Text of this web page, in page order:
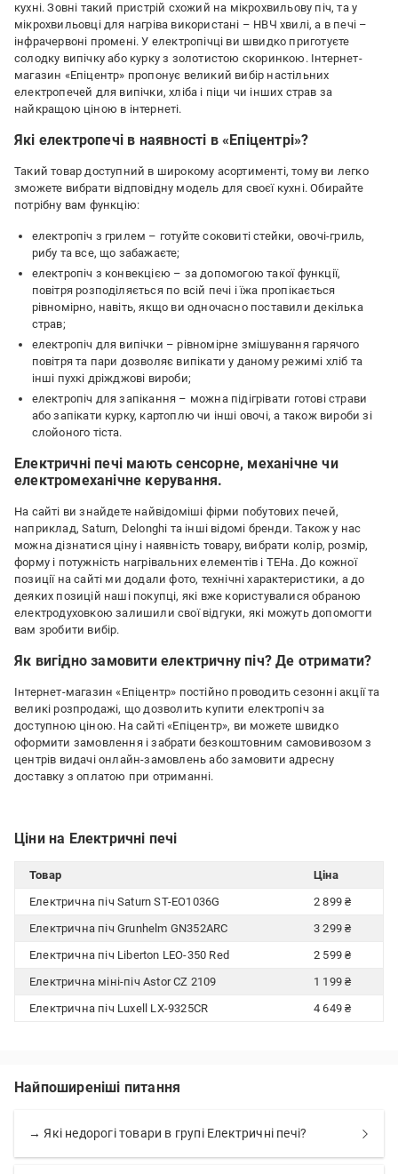
кухні. Зовні такий пристрій схожий на мікрохвильову піч, та у
мікрохвильовці для нагріва використані – НВЧ хвилі, а в печі –
інфрачервоні промені. У електропічці ви швидко приготуєте
солодку випічку або курку з золотистою скоринкою. Інтернет-
магазин «Епіцентр» пропонує великий вибір настільних
електропечей для випічки, хліба і піци чи інших страв за
найкращою ціною в інтернеті.
Які електропечі в наявності в «Епіцентрі»?
Такий товар доступний в широкому асортименті, тому ви легко
зможете вибрати відповідну модель для своєї кухні. Обирайте
потрібну вам функцію:
електропіч з грилем – готуйте соковиті стейки, овочі-гриль,
рибу та все, що забажаєте;
електропіч з конвекцією – за допомогою такої функції,
повітря розподіляється по всій печі і їжа пропікається
рівномірно, навіть, якщо ви одночасно поставили декілька
страв;
електропіч для випічки – рівномірне змішування гарячого
повітря та пари дозволяє випікати у даному режимі хліб та
інші пухкі дріжджові вироби;
електропіч для запікання – можна підігрівати готові страви
або запікати курку, картоплю чи інші овочі, а також вироби зі
слойоного тіста.
Електричні печі мають сенсорне, механічне чи
електромеханічне керування.
На сайті ви знайдете найвідоміші фірми побутових печей,
наприклад, Saturn, Delonghi та інші відомі бренди. Також у нас
можна дізнатися ціну і наявність товару, вибрати колір, розмір,
форму і потужність нагрівальних елементів і ТЕНа. До кожної
позиції на сайті ми додали фото, технічні характеристики, а до
деяких позицій наші покупці, які вже користувалися обраною
електродуховкою залишили свої відгуки, які можуть допомогти
вам зробити вибір.
Як вигідно замовити електричну піч? Де отримати?
Інтернет-магазин «Епіцентр» постійно проводить сезонні акції та
великі розпродажі, що дозволить купити електропіч за
доступною ціною. На сайті «Епіцентр», ви можете швидко
оформити замовлення і забрати безкоштовним самовивозом з
центрів видачі онлайн-замовлень або замовити адресну
доставку з оплатою при отриманні.
Ціни на Електричні печі
Товар
Ціна
Електрична піч Saturn ST-EO1036G
2 899 ₴
Електрична піч Grunhelm GN352ARC
3 299 ₴
Електрична піч Liberton LEO-350 Red
2 599 ₴
Електрична міні-піч Astor CZ 2109
1 199 ₴
Електрична піч Luxell LX-9325CR
4 649 ₴
Найпоширеніші питання
→ Які недорогі товари в групі Електричні печі?